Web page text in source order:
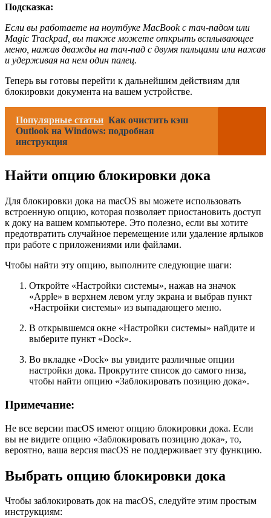
Подсказка:
Если вы работаете на ноутбуке MacBook с тач-падом или
Magic Trackpad, вы также можете открыть всплывающее
меню, нажав дважды на тач-пад с двумя пальцами или нажав
и удерживая на нем один палец.
Теперь вы готовы перейти к дальнейшим действиям для
блокировки документа на вашем устройстве.
Популярные статьи Как очистить кэш
Outlook на Windows: подробная
инструкция
Найти опцию блокировки дока
Для блокировки дока на macOS вы можете использовать
встроенную опцию, которая позволяет приостановить доступ
к доку на вашем компьютере. Это полезно, если вы хотите
предотвратить случайное перемещение или удаление ярлыков
при работе с приложениями или файлами.
Чтобы найти эту опцию, выполните следующие шаги:
Откройте «Настройки системы», нажав на значок
«Apple» в верхнем левом углу экрана и выбрав пункт
«Настройки системы» из выпадающего меню.
В открывшемся окне «Настройки системы» найдите и
выберите пункт «Dock».
Во вкладке «Dock» вы увидите различные опции
настройки дока. Прокрутите список до самого низа,
чтобы найти опцию «Заблокировать позицию дока».
Примечание:
Не все версии macOS имеют опцию блокировки дока. Если
вы не видите опцию «Заблокировать позицию дока», то,
вероятно, ваша версия macOS не поддерживает эту функцию.
Выбрать опцию блокировки дока
Чтобы заблокировать док на macOS, следуйте этим простым
инструкциям: